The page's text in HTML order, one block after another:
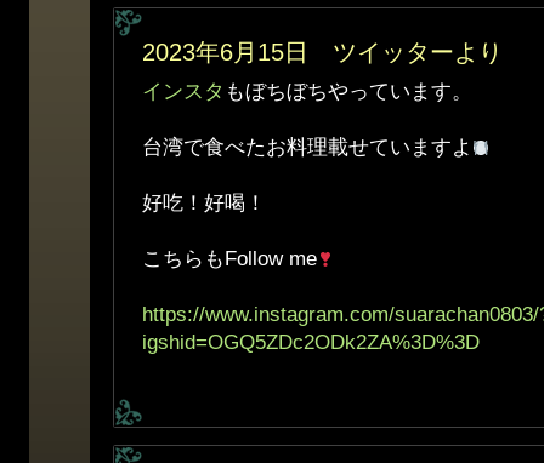
2023年6月15日 ツイッターより
インスタ もぼちぼちやっています。
台湾で食べたお料理載せていますよ
好吃！好喝！
こちらもFollow me
https://www.instagram.com/suarachan0803/
igshid=OGQ5ZDc2ODk2ZA%3D%3D